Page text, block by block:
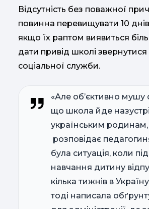
Відсутність без поважної
повинна перевищувати 10
якщо їх раптом виявиться
дати привід школі
соціальної служби.
«Але об’єктивно мушу
що школа йде
українським родинам,
розповідає
була ситуація, коли
навчання дитину
кілька тижнів в
тоді написала